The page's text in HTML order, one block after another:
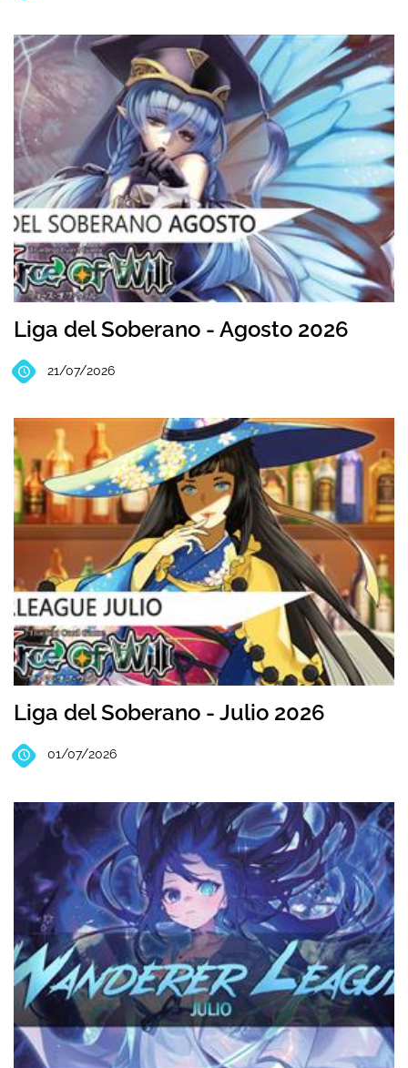
Liga del Soberano - Agosto 2026
21/07/2026
Liga del Soberano - Julio 2026
01/07/2026